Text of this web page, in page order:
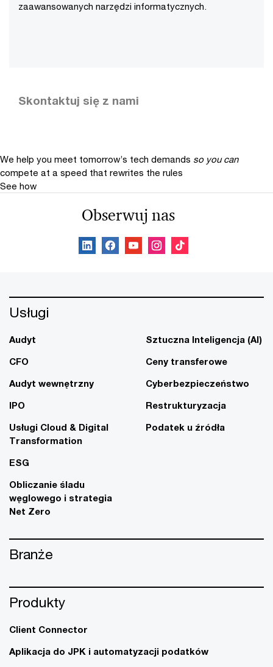
zaawansowanych narzędzi informatycznych.
Skontaktuj się z nami
We help you meet tomorrow’s tech demands so you can
compete at a speed that rewrites the rules
See how
Obserwuj nas
Usługi
Audyt
CFO
Audyt wewnętrzny
IPO
Usługi Cloud & Digital
Transformation
ESG
Obliczanie śladu
węglowego i strategia
Net Zero
Sztuczna Inteligencja (AI)
Ceny transferowe
Cyberbezpieczeństwo
Restrukturyzacja
Podatek u źródła
Branże
Produkty
Client Connector
Aplikacja do JPK i automatyzacji podatków